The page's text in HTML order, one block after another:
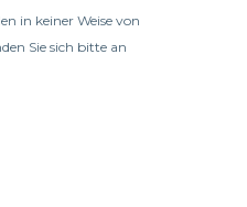
in keiner Weise von
Sie sich bitte an